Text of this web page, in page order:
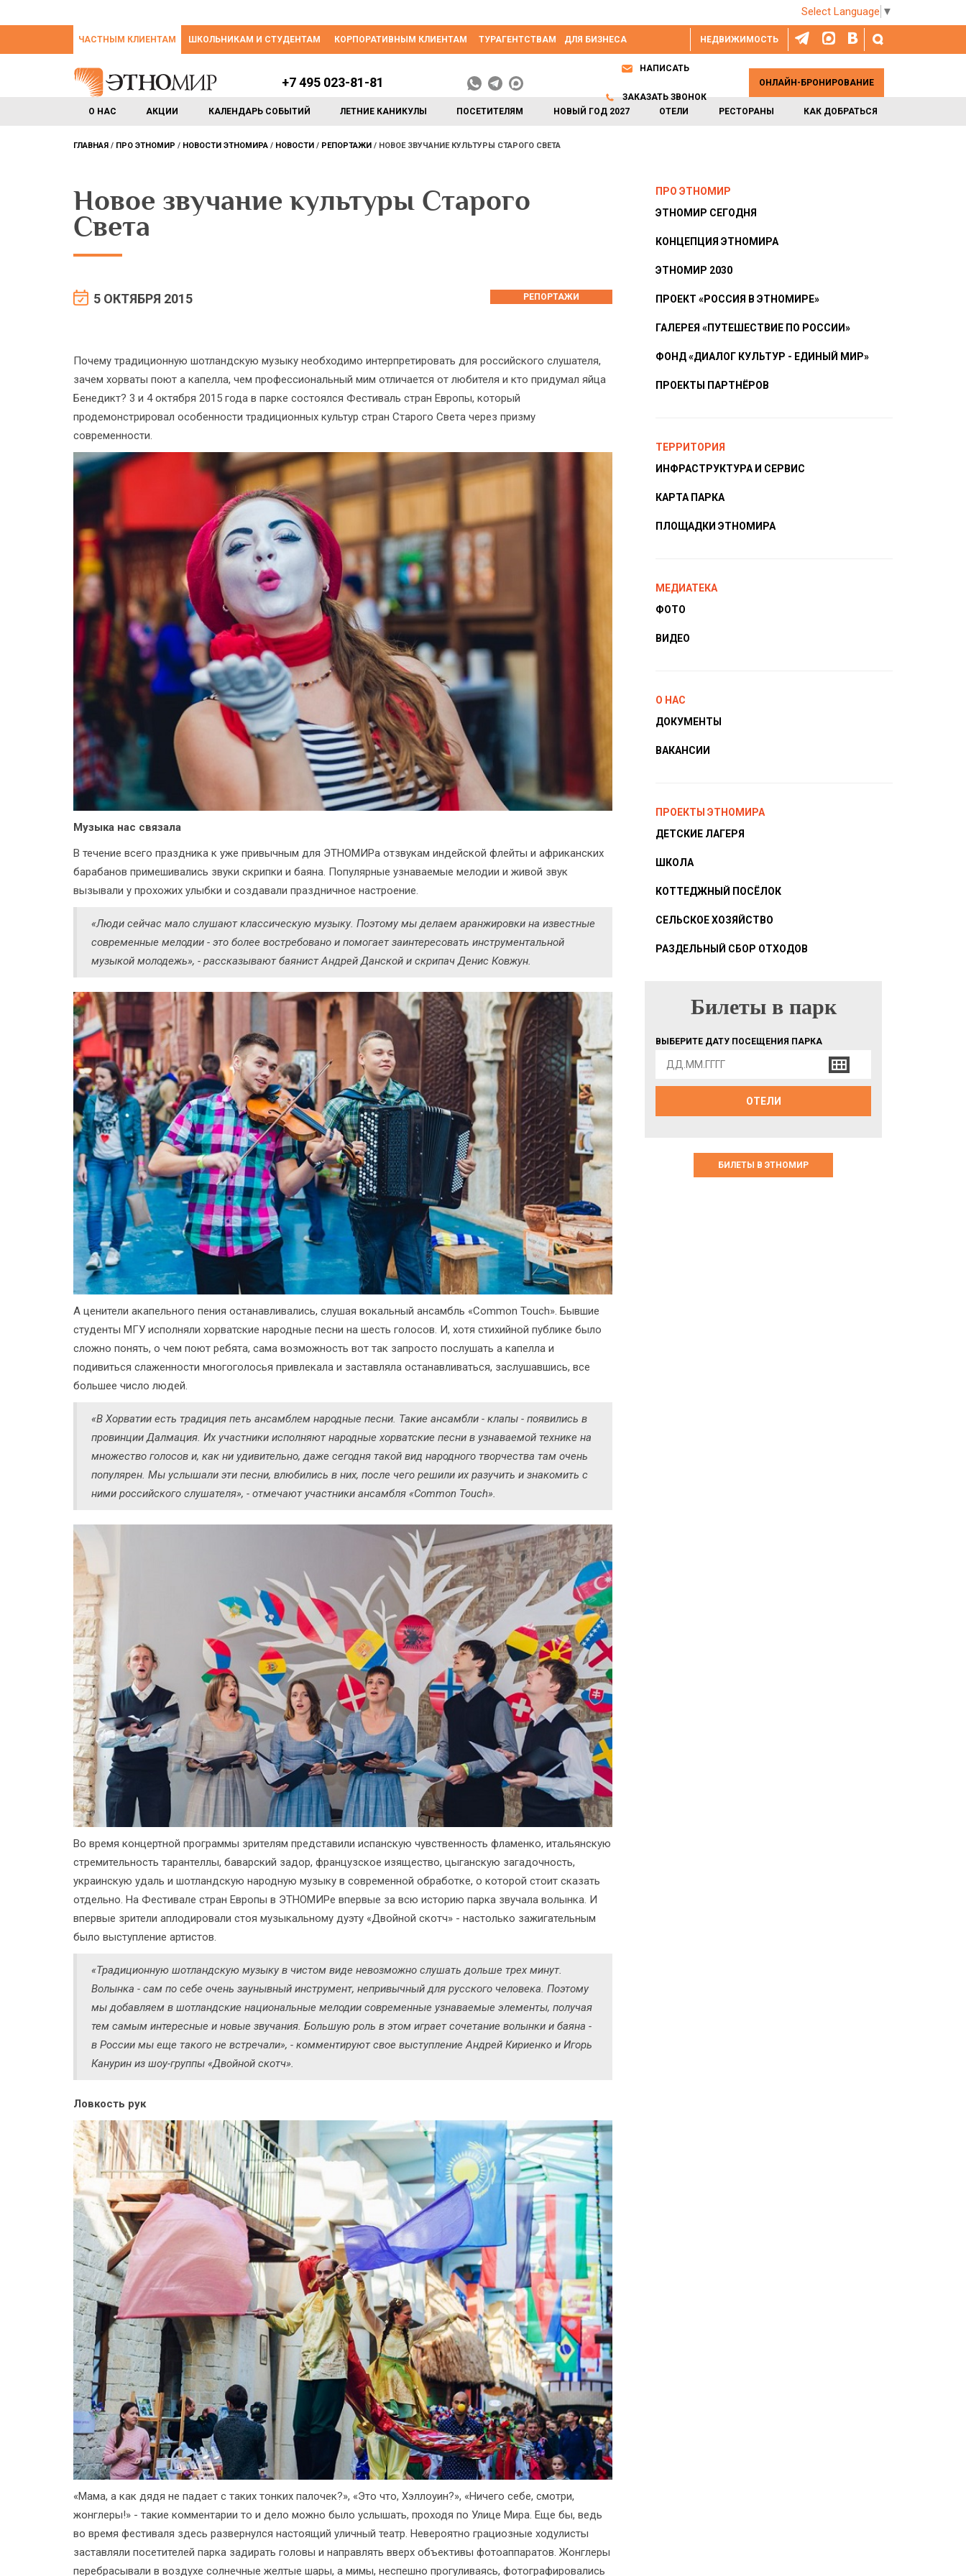
Select Language ▼
НЕДВИЖИМОСТЬ
ЧАСТНЫМ КЛИЕНТАМ ШКОЛЬНИКАМ И СТУДЕНТАМ КОРПОРАТИВНЫМ КЛИЕНТАМ ТУРАГЕНТСТВАМ ДЛЯ БИЗНЕСА
О НАС АКЦИИ КАЛЕНДАРЬ СОБЫТИЙ ЛЕТНИЕ КАНИКУЛЫ ПОСЕТИТЕЛЯМ НОВЫЙ ГОД 2027 ОТЕЛИ РЕСТОРАНЫ КАК ДОБРАТЬСЯ
+7 495 023-81-81
НАПИСАТЬ
ЗАКАЗАТЬ ЗВОНОК
ОНЛАЙН-БРОНИРОВАНИЕ
ГЛАВНАЯ ПРО ЭТНОМИР НОВОСТИ ЭТНОМИРА НОВОСТИ РЕПОРТАЖИ НОВОЕ ЗВУЧАНИЕ КУЛЬТУРЫ СТАРОГО СВЕТА
Новое звучание культуры Старого
Света
5 ОКТЯБРЯ 2015 РЕПОРТАЖИ
Почему традиционную шотландскую музыку необходимо интерпретировать для российского слушателя,
зачем хорваты поют а капелла, чем профессиональный мим отличается от любителя и кто придумал яйца
Бенедикт? 3 и 4 октября 2015 года в парке состоялся Фестиваль стран Европы, который
продемонстрировал особенности традиционных культур стран Старого Света через призму
современности.
Музыка нас связала
В течение всего праздника к уже привычным для ЭТНОМИРа отзвукам индейской флейты и африканских
барабанов примешивались звуки скрипки и баяна. Популярные узнаваемые мелодии и живой звук
вызывали у прохожих улыбки и создавали праздничное настроение.
«Люди сейчас мало слушают классическую музыку. Поэтому мы делаем аранжировки на известные
современные мелодии - это более востребовано и помогает заинтересовать инструментальной
музыкой молодежь», - рассказывают баянист Андрей Данской и скрипач Денис Ковжун.
А ценители акапельного пения останавливались, слушая вокальный ансамбль «Common Touch». Бывшие
студенты МГУ исполняли хорватские народные песни на шесть голосов. И, хотя стихийной публике было
сложно понять, о чем поют ребята, сама возможность вот так запросто послушать а капелла и
подивиться слаженности многоголосья привлекала и заставляла останавливаться, заслушавшись, все
большее число людей.
«В Хорватии есть традиция петь ансамблем народные песни. Такие ансамбли - клапы - появились в
провинции Далмация. Их участники исполняют народные хорватские песни в узнаваемой технике на
множество голосов и, как ни удивительно, даже сегодня такой вид народного творчества там очень
популярен. Мы услышали эти песни, влюбились в них, после чего решили их разучить и знакомить с
ними российского слушателя», - отмечают участники ансамбля «Common Touch».
Во время концертной программы зрителям представили испанскую чувственность фламенко, итальянскую
стремительность тарантеллы, баварский задор, французское изящество, цыганскую загадочность,
украинскую удаль и шотландскую народную музыку в современной обработке, о которой стоит сказать
отдельно. На Фестивале стран Европы в ЭТНОМИРе впервые за всю историю парка звучала волынка. И
впервые зрители аплодировали стоя музыкальному дуэту «Двойной скотч» - настолько зажигательным
было выступление артистов.
«Традиционную шотландскую музыку в чистом виде невозможно слушать дольше трех минут.
Волынка - сам по себе очень заунывный инструмент, непривычный для русского человека. Поэтому
мы добавляем в шотландские национальные мелодии современные узнаваемые элементы, получая
тем самым интересные и новые звучания. Большую роль в этом играет сочетание волынки и баяна -
в России мы еще такого не встречали», - комментируют свое выступление Андрей Кириенко и Игорь
Канурин из шоу-группы «Двойной скотч».
Ловкость рук
«Мама, а как дядя не падает с таких тонких палочек?», «Это что, Хэллоуин?», «Ничего себе, смотри,
жонглеры!» - такие комментарии то и дело можно было услышать, проходя по Улице Мира. Еще бы, ведь
во время фестиваля здесь развернулся настоящий уличный театр. Невероятно грациозные ходулисты
заставляли посетителей парка задирать головы и направлять вверх объективы фотоаппаратов. Жонглеры
перебрасывали в воздухе солнечные желтые шары, а мимы, неспешно прогуливаясь, фотографировались
ПРО ЭТНОМИР
ЭТНОМИР СЕГОДНЯ
КОНЦЕПЦИЯ ЭТНОМИРА
ЭТНОМИР 2030
ПРОЕКТ «РОССИЯ В ЭТНОМИРЕ»
ГАЛЕРЕЯ «ПУТЕШЕСТВИЕ ПО РОССИИ»
ФОНД «ДИАЛОГ КУЛЬТУР - ЕДИНЫЙ МИР»
ПРОЕКТЫ ПАРТНЁРОВ
ТЕРРИТОРИЯ
ИНФРАСТРУКТУРА И СЕРВИС
КАРТА ПАРКА
ПЛОЩАДКИ ЭТНОМИРА
МЕДИАТЕКА
ФОТО
ВИДЕО
О НАС
ДОКУМЕНТЫ
ВАКАНСИИ
ПРОЕКТЫ ЭТНОМИРА
ДЕТСКИЕ ЛАГЕРЯ
ШКОЛА
КОТТЕДЖНЫЙ ПОСЁЛОК
СЕЛЬСКОЕ ХОЗЯЙСТВО
РАЗДЕЛЬНЫЙ СБОР ОТХОДОВ
БИЛЕТЫ В ПАРК
Билеты в парк
ВЫБЕРИТЕ ДАТУ ПОСЕЩЕНИЯ ПАРКА
ОТЕЛИ
БИЛЕТЫ В ЭТНОМИР